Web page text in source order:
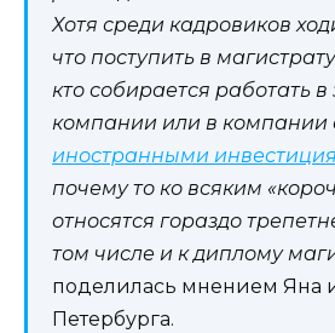
Хотя среди кадровиков
что поступить в
кто собирается работать
компании или в компании
иностранными
почему то ко всяким
относятся гораздо
том числе и к диплому
поделилась мнением Яна
Петербурга.